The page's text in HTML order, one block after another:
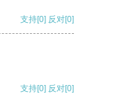
支持[0] 反对[0]
支持[0] 反对[0]